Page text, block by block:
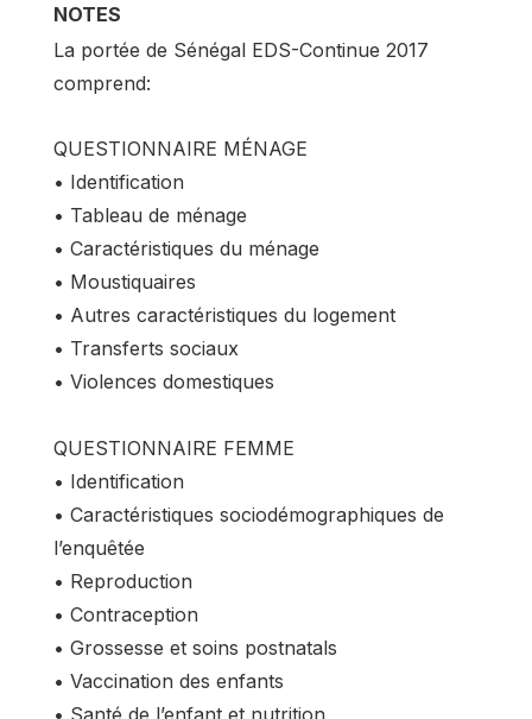
NOTES
La portée de Sénégal EDS-Continue 2017
comprend:
QUESTIONNAIRE MÉNAGE
• Identification
• Tableau de ménage
• Caractéristiques du ménage
• Moustiquaires
• Autres caractéristiques du logement
• Transferts sociaux
• Violences domestiques
QUESTIONNAIRE FEMME
• Identification
• Caractéristiques sociodémographiques de
l’enquêtée
• Reproduction
• Contraception
• Grossesse et soins postnatals
• Vaccination des enfants
• Santé de l’enfant et nutrition